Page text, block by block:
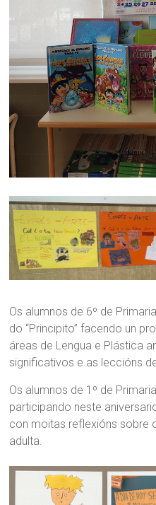
Os alumnos de 6º de
do “Principito” facendo un
áreas de Lengua e Plástica
significativos e as leccións
Os alumnos de 1º de
participando neste
con moitas reflexións sobre
adulta.